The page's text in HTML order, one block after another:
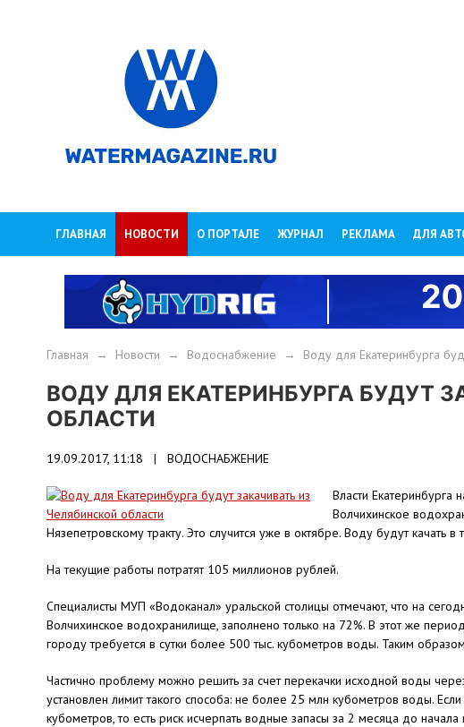
ГЛАВНАЯ НОВОСТИ О ПОРТАЛЕ ЖУРНАЛ РЕКЛАМА ДЛЯ
Главная → Новости → Водоснабжение → Воду для Екатеринбурга
ВОДУ ДЛЯ ЕКАТЕРИНБУРГА БУДУТ
ОБЛАСТИ
19.09.2017, 11:18 | ВОДОСНАБЖЕНИЕ
Власти
Волчихинское
Нязепетровскому тракту. Это случится уже в октябре. Воду будут
На текущие работы потратят 105 миллионов рублей.
Специалисты МУП «Водоканал» уральской столицы отмечают, что на
Волчихинское водохранилище, заполнено только на 72%. В этот же
городу требуется в сутки более 500 тыс. кубометров воды. Таким
Частично проблему можно решить за счет перекачки исходной воды
установлен лимит такого способа: не более 25 млн кубометров воды.
кубометров, то есть риск исчерпать водные запасы за 2 месяца до